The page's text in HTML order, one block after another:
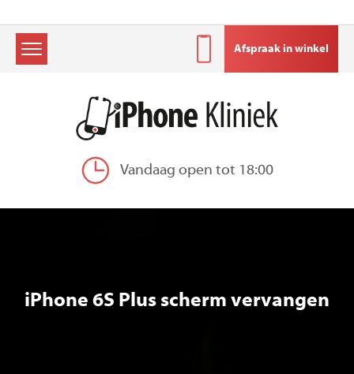
Vandaag open tot 18:00
Afspraak in winkel
iPhone 6S Plus scherm vervangen